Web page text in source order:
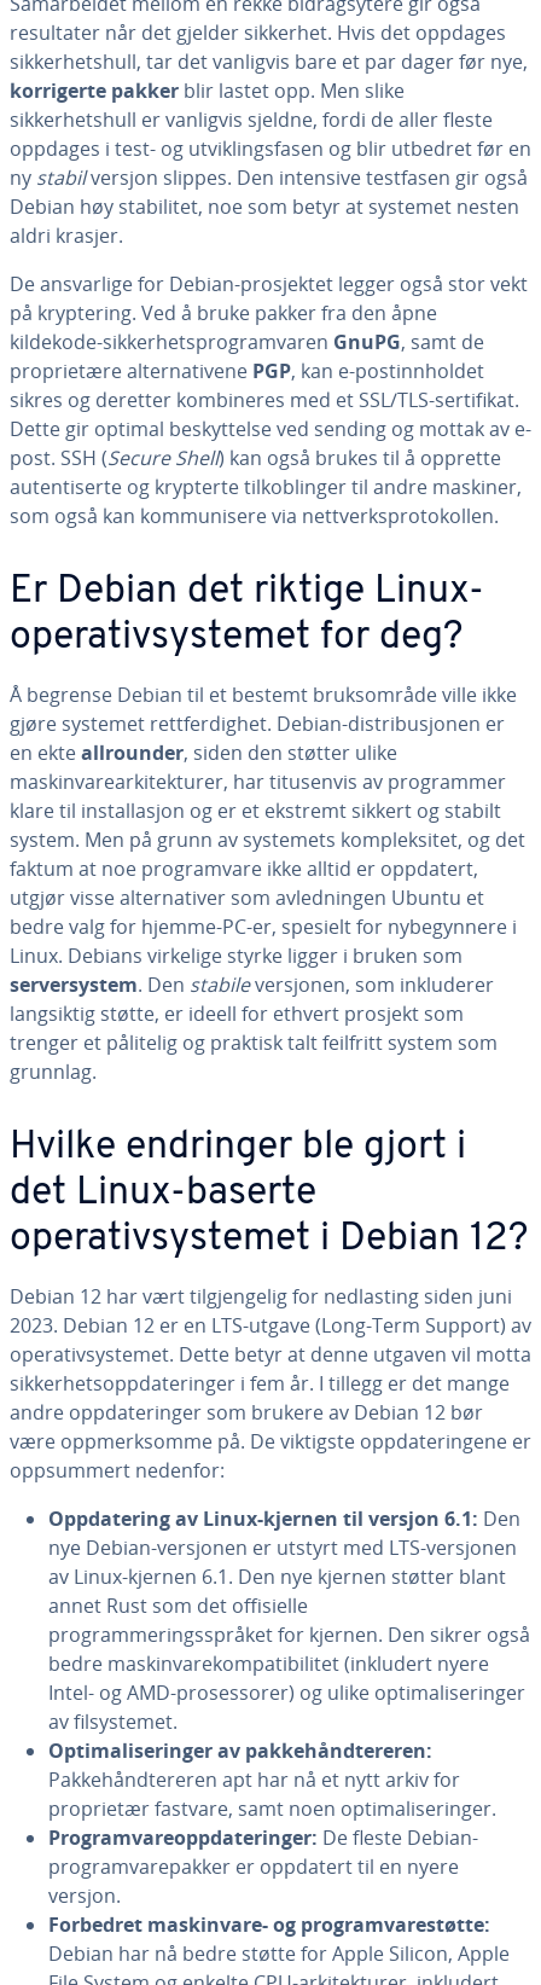
resultater når det gjelder sikkerhet. Hvis det oppdages
sikkerhetshull, tar det vanligvis bare et par dager før nye,
korrigerte pakker blir lastet opp. Men slike
sikkerhetshull er vanligvis sjeldne, fordi de aller fleste
oppdages i test- og utviklingsfasen og blir utbedret før en
ny stabilversjon slippes. Den intensive testfasen gir også
Debian høy stabilitet, noe som betyr at systemet nesten
aldri krasjer.
De ansvarlige for Debian-prosjektet legger også stor vekt
på kryptering. Ved å bruke pakker fra den åpne
kildekode-sikkerhetsprogramvaren GnuPG, samt de
proprietære alternativene PGP, kan e-postinnholdet
sikres og deretter kombineres med et SSL/TLS-sertifikat.
Dette gir optimal beskyttelse ved sending og mottak av e-
post. SSH (Secure Shell) kan også brukes til å opprette
autentiserte og krypterte tilkoblinger til andre maskiner,
som også kan kommunisere via nettverksprotokollen.
Er Debian det riktige Linux-
operativsystemet for deg?
Å begrense Debian til et bestemt bruksområde ville ikke
gjøre systemet rettferdighet. Debian-distribusjonen er
en ekteallrounder, siden den støtter ulike
maskinvarearkitekturer, har titusenvis av programmer
klare til installasjon og er et ekstremt sikkert og stabilt
system. Men på grunn av systemets kompleksitet, og det
faktum at noe programvare ikke alltid er oppdatert,
utgjør visse alternativer som avledningen Ubuntu et
bedre valg for hjemme-PC-er, spesielt for nybegynnere i
Linux. Debians virkelige styrke ligger i bruken som
serversystem. Den stabileversjonen, som inkluderer
langsiktig støtte, er ideell for ethvert prosjekt som
trenger et pålitelig og praktisk talt feilfritt system som
grunnlag.
Hvilke endringer ble gjort i
det Linux-baserte
operativsystemet i Debian 12?
Debian 12 har vært tilgjengelig for nedlasting siden juni
2023. Debian 12 er en LTS-utgave (Long-Term Support) av
operativsystemet. Dette betyr at denne utgaven vil motta
sikkerhetsoppdateringer i fem år. I tillegg er det mange
andre oppdateringer som brukere av Debian 12 bør
være oppmerksomme på. De viktigste oppdateringene er
oppsummert nedenfor:
Oppdatering av Linux-kjernen til versjon 6.1: Den
nye Debian-versjonen er utstyrt med LTS-versjonen
av Linux-kjernen 6.1. Den nye kjernen støtter blant
annet Rust som det offisielle
programmeringsspråket for kjernen. Den sikrer også
bedre maskinvarekompatibilitet (inkludert nyere
Intel- og AMD-prosessorer) og ulike optimaliseringer
av filsystemet.
Optimaliseringer av pakkehåndtereren:
Pakkehåndtereren apt har nå et nytt arkiv for
proprietær fastvare, samt noen optimaliseringer.
Programvareoppdateringer: De fleste Debian-
programvarepakker er oppdatert til en nyere
versjon.
Forbedret maskinvare- og programvarestøtte:
Debian har nå bedre støtte for Apple Silicon, Apple